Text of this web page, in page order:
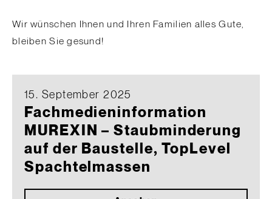
Wir wünschen Ihnen und Ihren Familien alles Gute,
bleiben Sie gesund!
15. September 2025
Fachmedieninformation
MUREXIN – Staubminderung
auf der Baustelle, TopLevel
Spachtelmassen